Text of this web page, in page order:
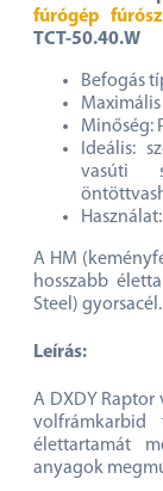
fúrógép
TCT-50.40.W
Befogás
Minőség:
Ideális:
vasúti
Használat:
A HM
hosszabb
Steel) gyorsacél.
Leírás:
A DXDY
volfrámkarbid
élettartamát
anyagok